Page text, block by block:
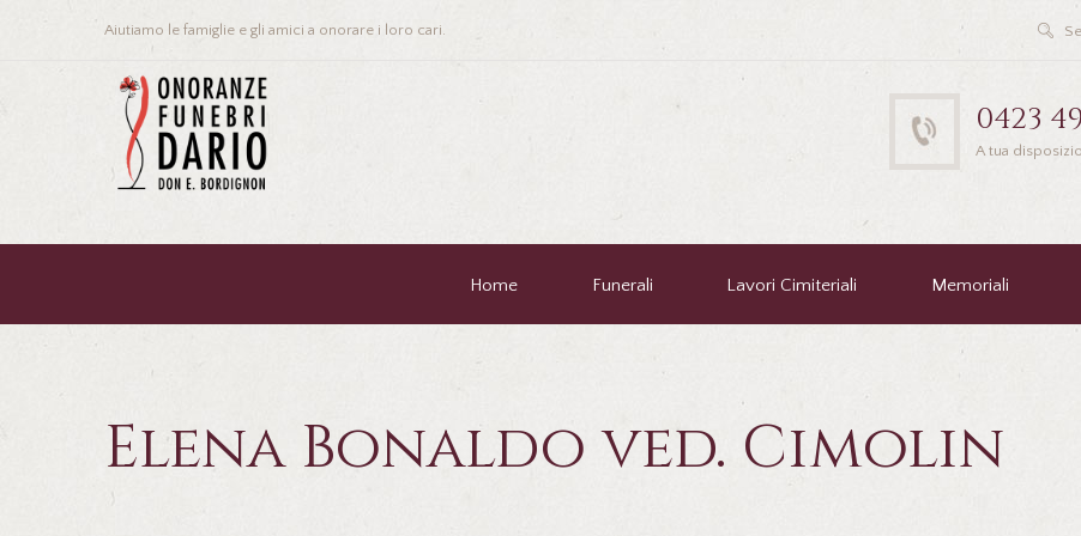
Aiutiamo le famiglie e gli amici a onorare i loro cari.
0423
A tua
Home Funerali Lavori Cimiteriali Memoriali
Elena Bonaldo ved. Cimolin